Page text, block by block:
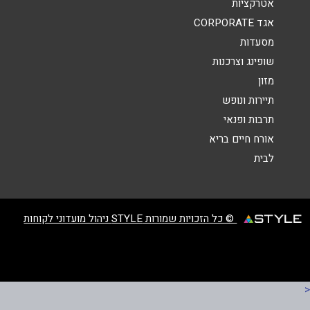
הודעה
אטרקציות
אגד CORPORATE
מסעדות
שופינג וצרכנות
מזון
תיירות ונופש
תרבות ופנאי
אורח חיים בריא
לבית
© כל הזכויות שמורות STYLE ניהול מועדוני לקוחות
<